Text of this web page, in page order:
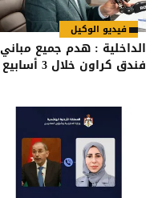
فيديو الوكيل
الداخلية : هدم جميع مباني
فندق كراون خلال 3 أسابيع